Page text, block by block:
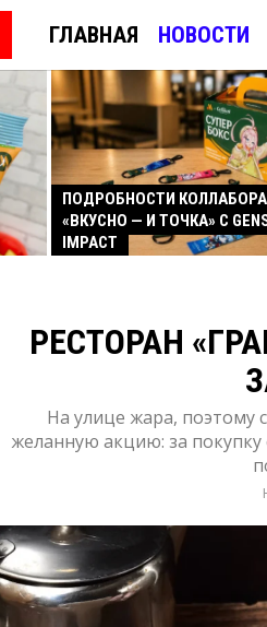
ГЛАВНАЯ НОВОСТИ
ПОДРОБНОСТИ
«ВКУСНО — И ТОЧКА» С
IMPACT
РЕСТОРАН
На улице жара, поэтому
желанную акцию: за